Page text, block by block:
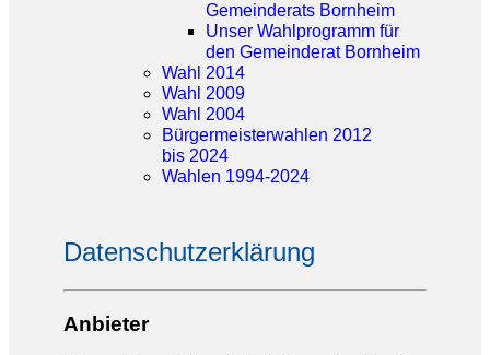
Gemeinderats Bornheim
Unser Wahlprogramm für
den Gemeinderat Bornheim
Wahl 2014
Wahl 2009
Wahl 2004
Bürgermeisterwahlen 2012
bis 2024
Wahlen 1994-2024
Datenschutzerklärung
Anbieter